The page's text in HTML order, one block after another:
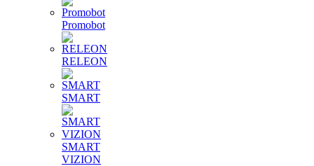
Promobot
RELEON
SMART
SMART
VIZION